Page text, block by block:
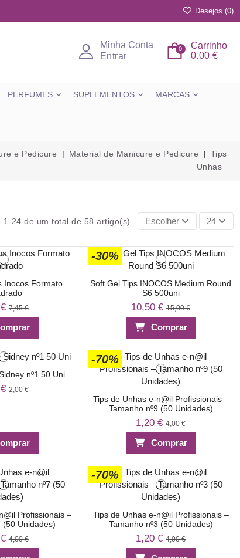
Desejos (0)
Minha Conta
Entrar
Carrinho
0
0.00 €
PERFUMES SUPLEMENTOS MARCAS
e Pedicure Material de Manicure e Pedicure
Tips
Unhas
1-24 de um total de 58 artigo(s) Escolher 24
Inocos Formato
€7,45 €
-30%
Soft Gel Tips INOCOS Medium Round
S6 500uni
10,50 €15,00 €
Comprar
nº1 50 Uni
€2,00 €
-70%
Tips de Unhas e-n@il Profissionais –
Tamanho nº9 (50 Unidades)
1,20 €4,00 €
Comprar
Profissionais –
(50 Unidades)
€4,00 €
-70%
Tips de Unhas e-n@il Profissionais –
Tamanho nº3 (50 Unidades)
1,20 €4,00 €